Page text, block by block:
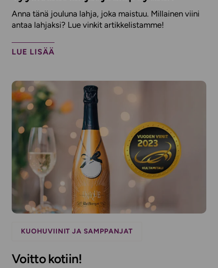
Anna tänä jouluna lahja, joka maistuu. Millainen viini
antaa lahjaksi? Lue vinkit artikkelistamme!
LUE LISÄÄ
KUOHUVIINIT JA SAMPPANJAT
Voitto kotiin!